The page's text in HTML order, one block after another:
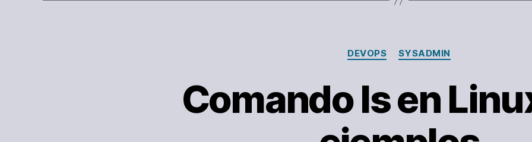
Categorías
DEVOPS SYSADMIN
Comando ls en